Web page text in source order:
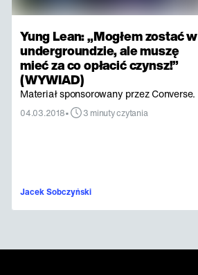
Yung Lean: „Mogłem zostać w
undergroundzie, ale muszę
mieć za co opłacić czynsz!”
(WYWIAD)
Materiał sponsorowany przez Converse.
04.03.2018• 3 minuty czytania
Jacek Sobczyński